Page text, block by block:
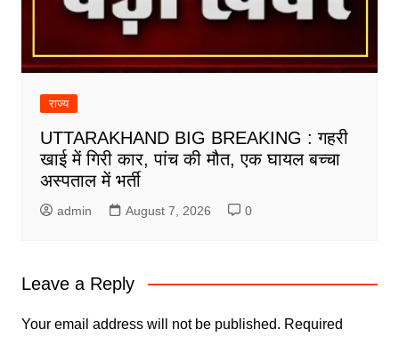
राज्य
UTTARAKHAND BIG BREAKING : गहरी
खाई में गिरी कार, पांच की मौत, एक घायल बच्चा
अस्पताल में भर्ती
admin August 7, 2026 0
Leave a Reply
Your email address will not be published. Required